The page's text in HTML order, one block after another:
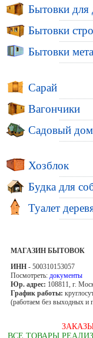
Бытовки для
Бытовки
Бытовки
Сарай
Вагончики
Садовый
Хозблок
Будка для
Туалет
МАГАЗИН БЫТОВОК
ИНН - 500310153057
Посмотреть: документы
Юр. адрес: 108811, г.
График работы:
(работаем без выходных и
ВСЕ ТОВАРЫ